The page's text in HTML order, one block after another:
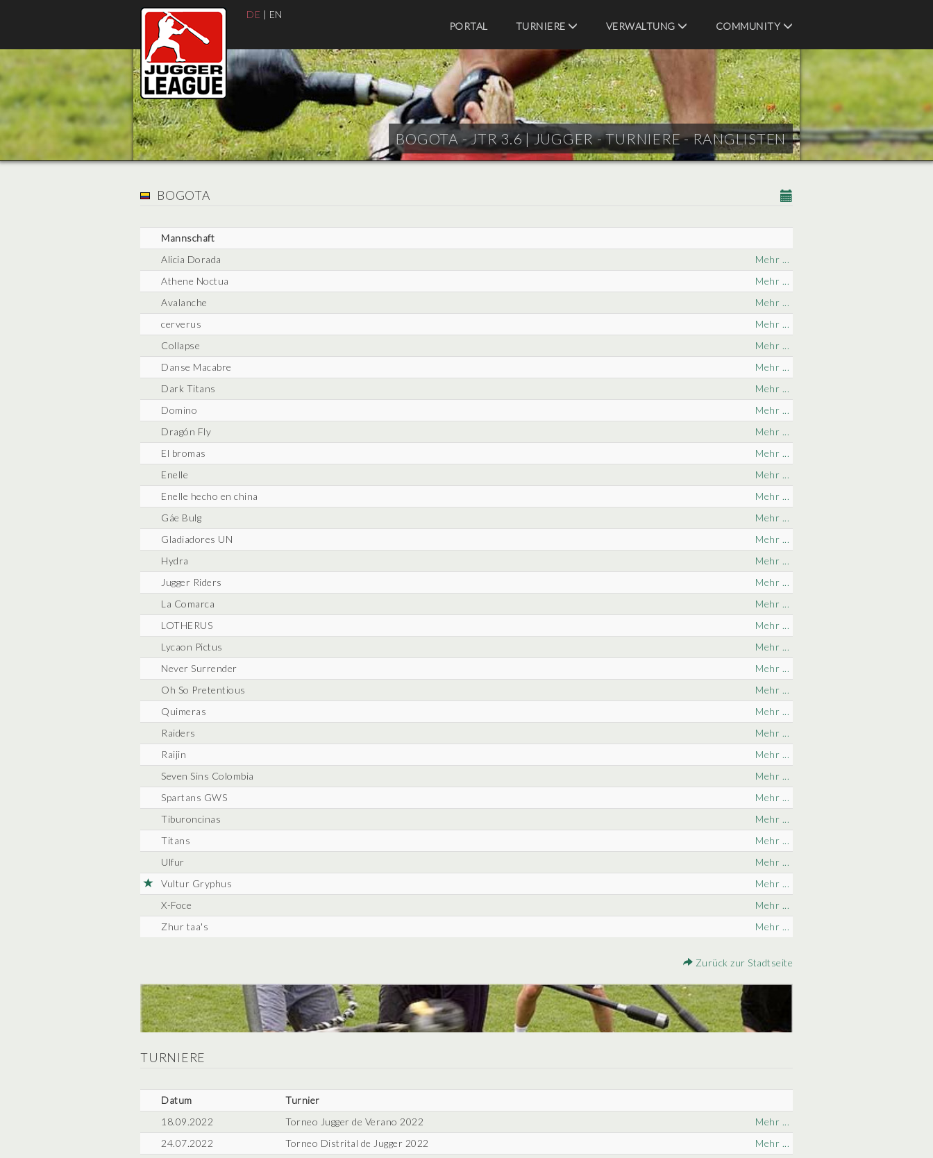
DE | EN
PORTAL
TURNIERE VERWALTUNG COMMUNITY
BOGOTA - JTR 3.6 |JUGGER - TURNIERE - RANGLISTEN
BOGOTA
Mannschaft
Alicia Dorada
Mehr ...
Athene Noctua
Mehr ...
Avalanche
Mehr ...
cerverus
Mehr ...
Collapse
Mehr ...
Danse Macabre
Mehr ...
Dark Titans
Mehr ...
Domino
Mehr ...
Dragón Fly
Mehr ...
El bromas
Mehr ...
Enelle
Mehr ...
Enelle hecho en china
Mehr ...
Gáe Bulg
Mehr ...
Gladiadores UN
Mehr ...
Hydra
Mehr ...
Jugger Riders
Mehr ...
La Comarca
Mehr ...
LOTHERUS
Mehr ...
Lycaon Pictus
Mehr ...
Never Surrender
Mehr ...
Oh So Pretentious
Mehr ...
Quimeras
Mehr ...
Raiders
Mehr ...
Raijin
Mehr ...
Seven Sins Colombia
Mehr ...
Spartans GWS
Mehr ...
Tiburoncinas
Mehr ...
Titans
Mehr ...
Ulfur
Mehr ...
Vultur Gryphus
Mehr ...
X-Foce
Mehr ...
Zhur taa's
Mehr ...
Zurück zur Stadtseite
TURNIERE
Datum
Turnier
18.09.2022
Torneo Jugger de Verano 2022
Mehr ...
24.07.2022
Torneo Distrital de Jugger 2022
Mehr ...